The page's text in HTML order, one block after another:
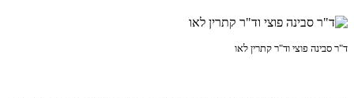
ד"ר סבינה פוצי וד"ר קתרין לאו